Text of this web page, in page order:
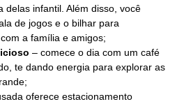
delas infantil. Além disso, você
de jogos e o bilhar para
a família e amigos;
– comece o dia com um café
te dando energia para explorar as
oferece estacionamento